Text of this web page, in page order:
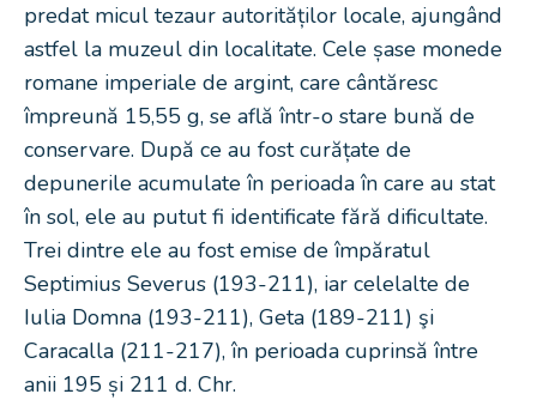
predat micul tezaur autorităților locale, ajungând
astfel la muzeul din localitate. Cele șase monede
romane imperiale de argint, care cântăresc
împreună 15,55 g, se află într-o stare bună de
conservare. După ce au fost curățate de
depunerile acumulate în perioada în care au stat
în sol, ele au putut fi identificate fără dificultate.
Trei dintre ele au fost emise de împăratul
Septimius Severus (193-211), iar celelalte de
Iulia Domna (193-211), Geta (189-211) şi
Caracalla (211-217), în perioada cuprinsă între
anii 195 și 211 d. Chr.